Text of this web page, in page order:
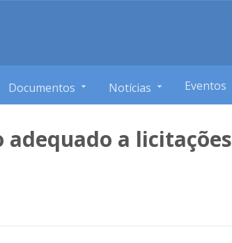
Documentos Notícias Eventos
adequado a licitações